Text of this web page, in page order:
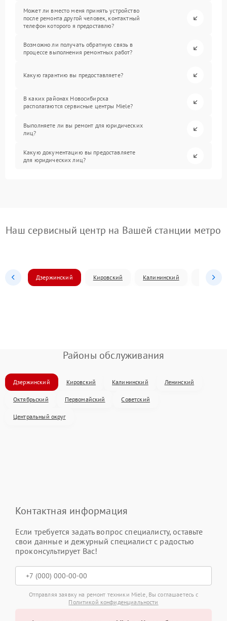
Может ли вместо меня принять устройство
после ремонта другой человек, контактный
телефон которого я предоставлю?
Возможно ли получать обратную связь в
процессе выполнения ремонтных работ?
Какую гарантию вы предоставляете?
В каких районах Новосибирска
располагаются сервисные центры Miele?
Выполняете ли вы ремонт для юридических
лиц?
Какую документацию вы предоставляете
для юридических лиц?
Наш сервисный центр на Вашей станции метро
Дзержинский Кировский Калининский
Районы обслуживания
Дзержинский Кировский Калининский Ленинский
Октябрьский Первомайский Советский
Центральный округ
Контактная информация
Если требуется задать вопрос специалисту, оставьте
свои данные и дежурный специалист с радостью
проконсультирует Вас!
Отправляя заявку на ремонт техники Miele, Вы соглашаетесь с
Политикой конфиденциальности